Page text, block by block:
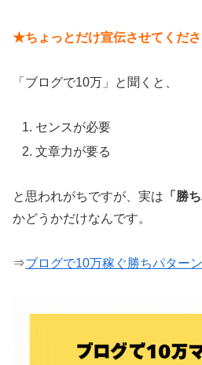
★ちょっとだけ宣伝させてくだ
「ブログで10万」と聞くと、
センスが必要
文章力が要る
と思われがちですが、実は 「勝
かどうかだけなんです。
⇒ブログで10万稼ぐ勝ちパター